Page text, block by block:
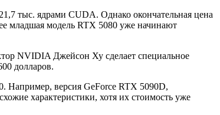
тыс. ядрами CUDA. Однако окончательная цена
младшая модель RTX 5080 уже начинают
NVIDIA Джейсон Ху сделает специальное
долларов.
Например, версия GeForce RTX 5090D,
характеристики, хотя их стоимость уже